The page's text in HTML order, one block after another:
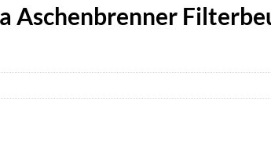
Aschenbrenner